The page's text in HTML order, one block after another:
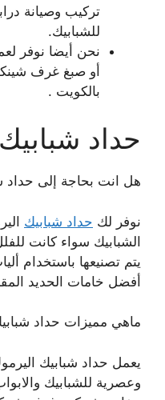
تركيب وصيانة
للشبابيك.
نحن أيضا نوفر
أو صبغ غرف
بالكويت .
حداد
هل انت بحاجة إلى حداد
نوفر لك حداد شبابيك
الشبابيك سواء كانت
يتم تصنيعها باستخدام
أفضل خامات الحديد
ماهي مميزات حداد
يعمل حداد شبابيك
وعصرية للشبابيك